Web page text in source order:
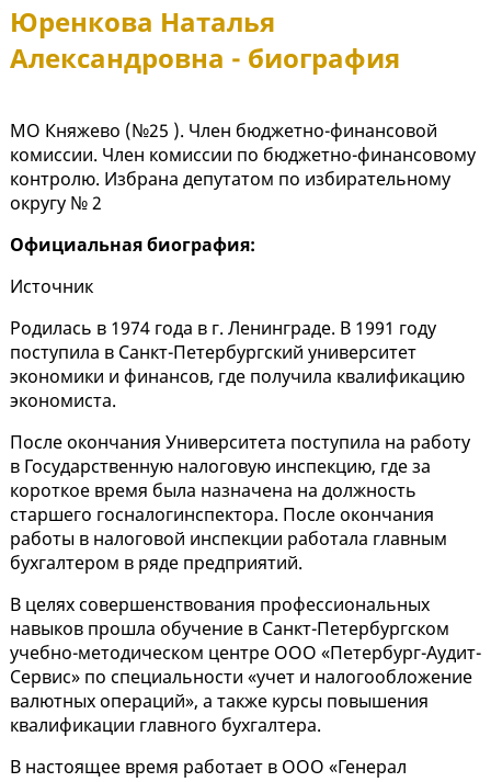
Юренкова Наталья
Александровна - биография
МО Княжево (№25 ). Член бюджетно-финансовой
комиссии. Член комиссии по бюджетно-финансовому
контролю. Избрана депутатом по избирательному
округу № 2
Официальная биография:
Источник
Родилась в 1974 года в г. Ленинграде. В 1991 году
поступила в Санкт-Петербургский университет
экономики и финансов, где получила квалификацию
экономиста.
После окончания Университета поступила на работу
в Государственную налоговую инспекцию, где за
короткое время была назначена на должность
старшего госналогинспектора. После окончания
работы в налоговой инспекции работала главным
бухгалтером в ряде предприятий.
В целях совершенствования профессиональных
навыков прошла обучение в Санкт-Петербургском
учебно-методическом центре ООО «Петербург-Аудит-
Сервис» по специальности «учет и налогообложение
валютных операций», а также курсы повышения
квалификации главного бухгалтера.
В настоящее время работает в ООО «Генерал